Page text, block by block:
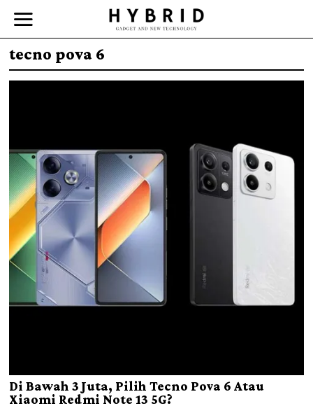
tecno pova 6
Di Bawah 3 Juta, Pilih Tecno Pova 6 Atau
Xiaomi Redmi Note 13 5G?